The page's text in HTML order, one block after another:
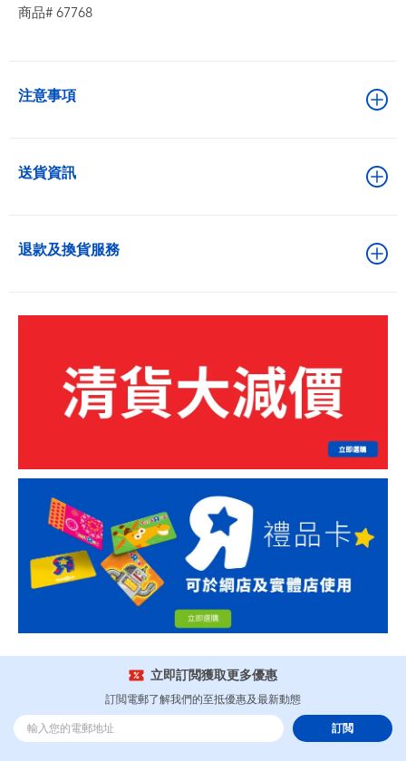
商品# 67768
注意事項
送貨資訊
退款及換貨服務
立即訂閲獲取更多優惠
訂閲電郵了解我們的至抵優惠及最新動態
訂閲